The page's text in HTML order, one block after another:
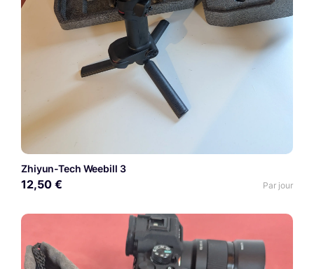
Zhiyun-Tech Weebill 3
12,50 € Par jour